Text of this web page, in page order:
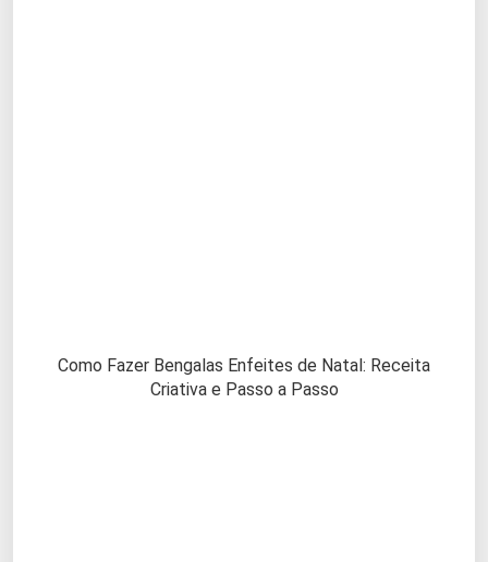
Como Fazer Bengalas Enfeites de Natal: Receita
Criativa e Passo a Passo